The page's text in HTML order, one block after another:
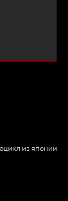
из японии